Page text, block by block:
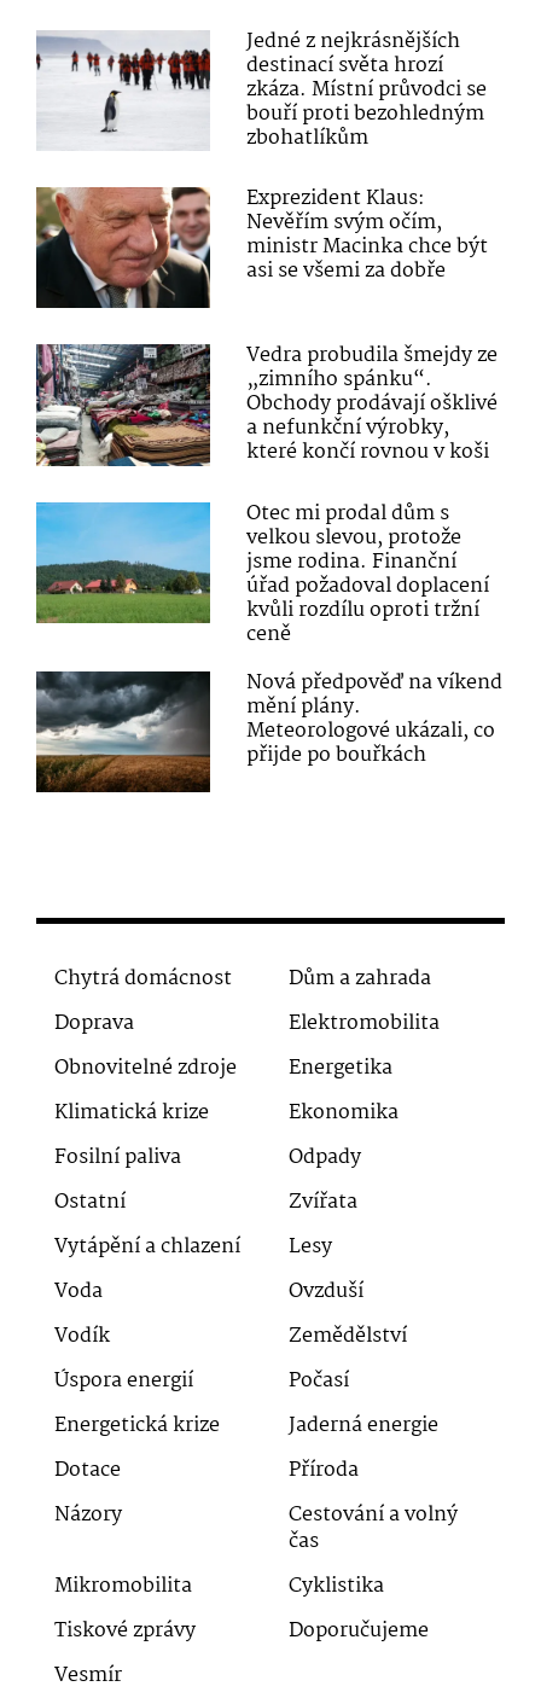
Jedné z nejkrásnějších
destinací světa hrozí
zkáza. Místní průvodci se
bouří proti bezohledným
zbohatlíkům
Exprezident Klaus:
Nevěřím svým očím,
ministr Macinka chce být
asi se všemi za dobře
Vedra probudila šmejdy ze
„zimního spánku“.
Obchody prodávají ošklivé
a nefunkční výrobky,
které končí rovnou v koši
Otec mi prodal dům s
velkou slevou, protože
jsme rodina. Finanční
úřad požadoval doplacení
kvůli rozdílu oproti tržní
ceně
Nová předpověď na víkend
mění plány.
Meteorologové ukázali, co
přijde po bouřkách
Chytrá domácnost
Dům a zahrada
Doprava
Elektromobilita
Obnovitelné zdroje
Energetika
Klimatická krize
Ekonomika
Fosilní paliva
Odpady
Ostatní
Zvířata
Vytápění a chlazení
Lesy
Voda
Ovzduší
Vodík
Zemědělství
Úspora energií
Počasí
Energetická krize
Jaderná energie
Dotace
Příroda
Názory
Cestování a volný
čas
Mikromobilita
Cyklistika
Tiskové zprávy
Doporučujeme
Vesmír